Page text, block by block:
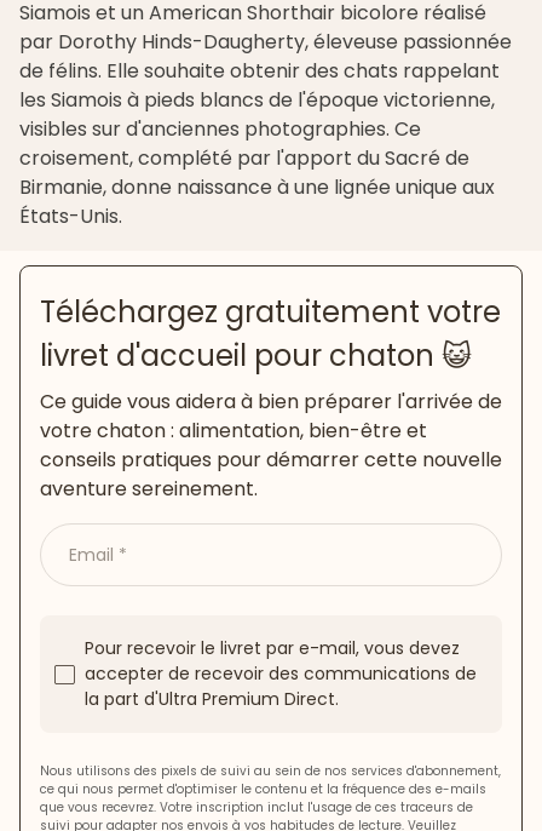
Siamois et unAmerican Shorthair bicolore réalisé
par Dorothy Hinds-Daugherty, éleveuse passionnée
de félins. Elle souhaite obtenir des chats rappelant
les Siamois à pieds blancs de l'époque victorienne,
visibles sur d'anciennes photographies. Ce
croisement, complété par l'apport duSacré de
Birmanie, donne naissance à une lignée unique aux
États-Unis.
Téléchargez gratuitement votre
livret d'accueil pour chaton 😺
Ce guide vous aidera à bien préparer l'arrivée de
votre chaton : alimentation, bien-être et
conseils pratiques pour démarrer cette nouvelle
aventure sereinement.
Email
Pour recevoir le livret par e-mail, vous devez
accepter de recevoir des communications de
la part d'Ultra Premium Direct.
Nous utilisons des pixels de suivi au sein de nos services d'abonnement,
ce qui nous permet d'optimiser le contenu et la fréquence des e-mails
que vous recevrez. Votre inscription inclut l'usage de ces traceurs de
suivi pour adapter nos envois à vos habitudes de lecture. Veuillez